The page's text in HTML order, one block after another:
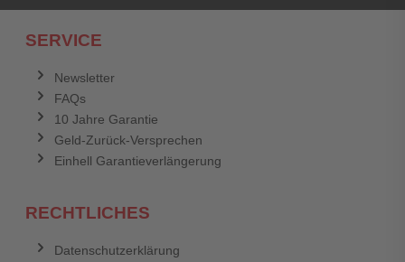
SERVICE
Newsletter
FAQs
10 Jahre Garantie
Geld-Zurück-Versprechen
Einhell Garantieverlängerung
RECHTLICHES
Datenschutzerklärung